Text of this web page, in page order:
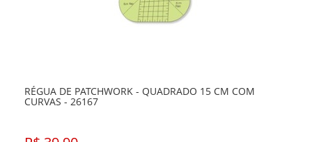
RÉGUA DE PATCHWORK - QUADRADO 15 CM COM
CURVAS - 26167